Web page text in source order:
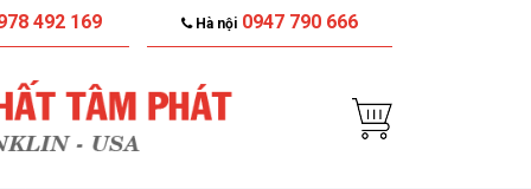
492 169 Hà nội 0947 790 666